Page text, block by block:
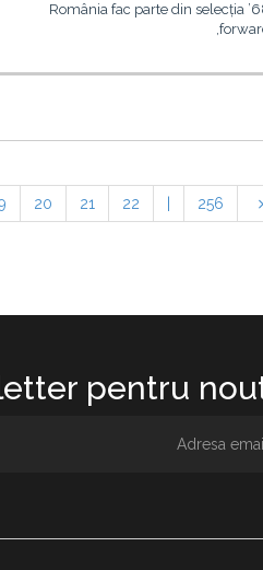
România fac parte din selecția
20 21 22 256
pentru